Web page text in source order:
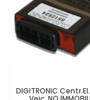
DIGITRONIC